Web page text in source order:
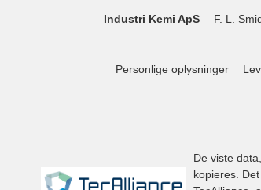
Industri Kemi ApS F. L.
Personlige oplysninger
De viste
kopieres.